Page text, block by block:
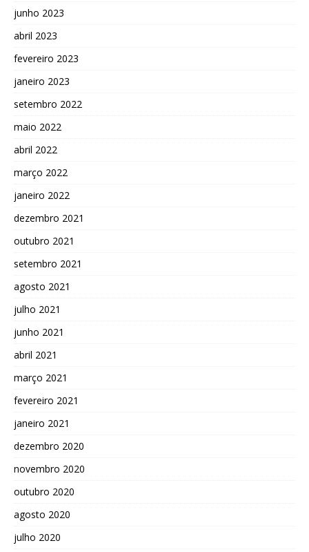
junho 2023
abril 2023
fevereiro 2023
janeiro 2023
setembro 2022
maio 2022
abril 2022
março 2022
janeiro 2022
dezembro 2021
outubro 2021
setembro 2021
agosto 2021
julho 2021
junho 2021
abril 2021
março 2021
fevereiro 2021
janeiro 2021
dezembro 2020
novembro 2020
outubro 2020
agosto 2020
julho 2020